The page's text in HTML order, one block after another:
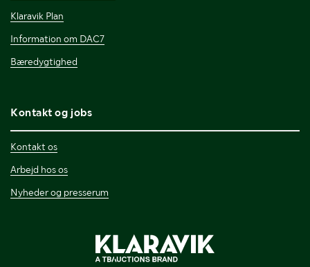
Klaravik Plan
Information om DAC7
Bæredygtighed
Kontakt og jobs
Kontakt os
Arbejd hos os
Nyheder og presserum